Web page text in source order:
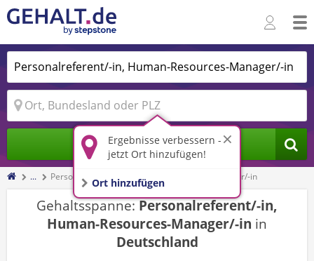
Ergebnisse verbessern -
jetzt Ort hinzufügen!
Ort hinzufügen
Jobs finden
... Personalreferent/-in, Human-Resources-Manager/-in
Gehaltsspanne:Personalreferent/-in,
Human-Resources-Manager/-in in
Deutschland